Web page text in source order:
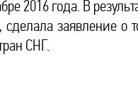
2016 года. В
заявление о
СНГ.